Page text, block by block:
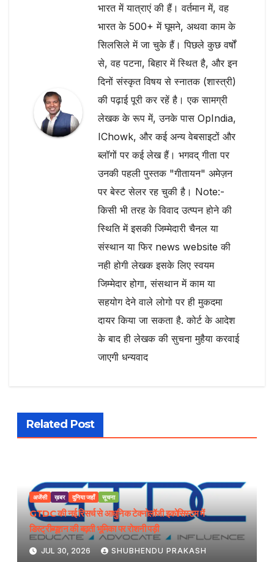
भारत में यात्राएं की हैं। वर्तमान में, वह
भारत के 500+ में घूमने, अथवा काम के
सिलसिले में जा चुके हैं। पिछले कुछ वर्षों
से, वह पटना, बिहार में स्थित है, और इन
दिनों संस्कृत विषय से स्नातक (शास्त्री)
की पढ़ाई पूरी कर रहें है। एक सामग्री
लेखक के रूप में, उनके पास OpIndia,
IChowk, और कई अन्य वेबसाइटों और
ब्लॉगों पर कई लेख हैं। भगवद् गीता पर
उनकी पहली पुस्तक "गीतायन" अमेज़न
पर बेस्ट सेलर रह चुकी है। Note:-
किसी भी तरह के विवाद उत्प्पन होने की
स्थिति में इसकी जिम्मेदारी चैनल या
संस्थान या फिर news website की
नही होगी लेखक इसके लिए स्वयम
जिम्मेदार होगा, संसथान में काम या
सहयोग देने वाले लोगो पर ही मुकदमा
दायर किया जा सकता है. कोर्ट के आदेश
के बाद ही लेखक की सुचना मुहैया करवाई
जाएगी धन्यवाद
Related Post
अजेंसी ख़बर दुनिया जहाँ सूचना
GTDC की नई रिसर्च से आधुनिक टेक्नोलॉजी इकोसिस्टम में
डिस्ट्रीब्यूशन की बढ़ती भूमिका पर रोशनी पड़ी
JUL 30, 2026 SHUBHENDU PRAKASH